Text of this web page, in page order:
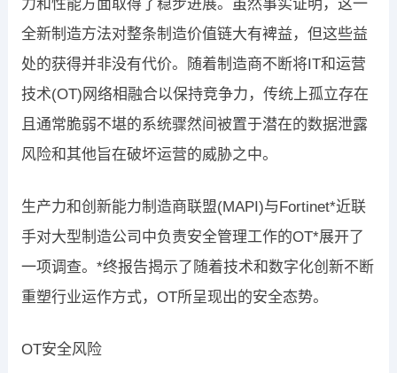
力和性能方面取得了稳步进展。虽然事实证明，这一
全新制造方法对整条制造价值链大有裨益，但这些益
处的获得并非没有代价。随着制造商不断将IT和运营
技术(OT)网络相融合以保持竞争力，传统上孤立存在
且通常脆弱不堪的系统骤然间被置于潜在的数据泄露
风险和其他旨在破坏运营的威胁之中。
生产力和创新能力制造商联盟(MAPI)与Fortinet*近联
手对大型制造公司中负责安全管理工作的OT*展开了
一项调查。*终报告揭示了随着技术和数字化创新不断
重塑行业运作方式，OT所呈现出的安全态势。
OT安全风险